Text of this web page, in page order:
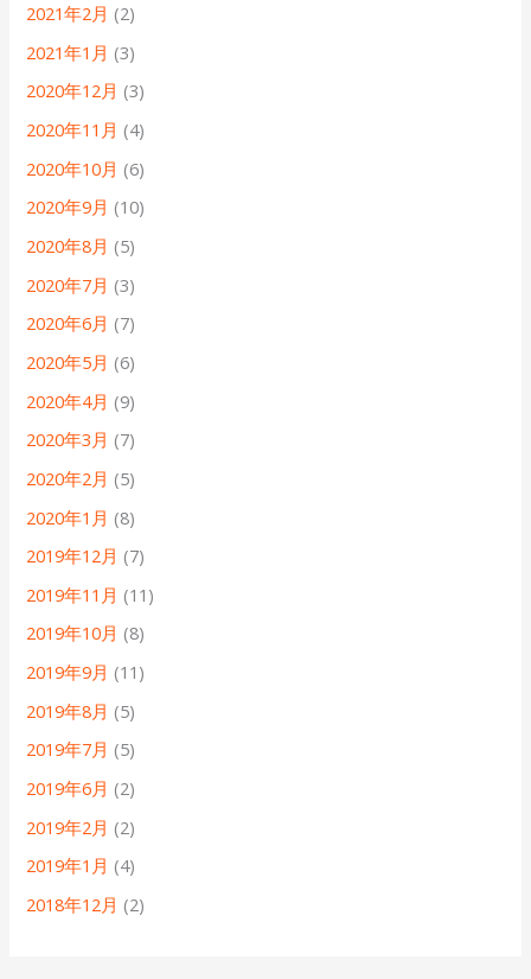
2021年2月 (2)
2021年1月 (3)
2020年12月 (3)
2020年11月 (4)
2020年10月 (6)
2020年9月 (10)
2020年8月 (5)
2020年7月 (3)
2020年6月 (7)
2020年5月 (6)
2020年4月 (9)
2020年3月 (7)
2020年2月 (5)
2020年1月 (8)
2019年12月 (7)
2019年11月 (11)
2019年10月 (8)
2019年9月 (11)
2019年8月 (5)
2019年7月 (5)
2019年6月 (2)
2019年2月 (2)
2019年1月 (4)
2018年12月 (2)